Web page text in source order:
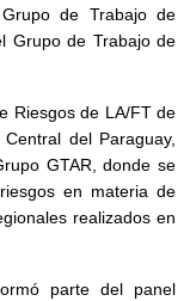
de Trabajo de
Grupo de Trabajo de
Riesgos de LA/FT de
del Paraguay,
GTAR, donde se
en materia de
realizados en
parte del panel